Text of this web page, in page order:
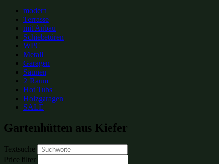
modern
Terrasse
mit Anbau
Schiebetüren
WPC
Metall
Garagen
Saunen
2-Raum
Hot Tubs
Holzgaragen
SALE
Gartenhütten aus Kiefer
Textsuche
Price filter